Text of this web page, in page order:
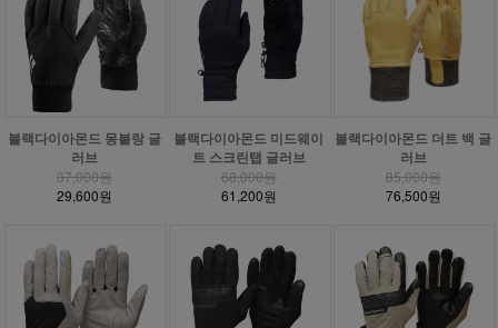
블랙다이아몬드 몽블랑 글
러브
37,000원
29,600원
블랙다이아몬드 미드웨이
트 스크린탭 글러브
68,000원
61,200원
블랙다이아몬드 더트 백 글
러브
85,000원
76,500원